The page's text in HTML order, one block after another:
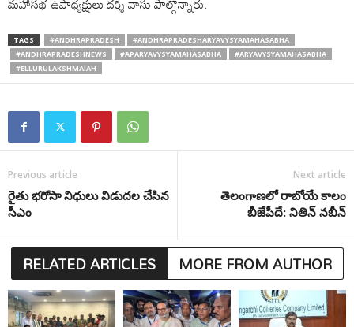
TAGS #ANDHRAPRADESH
#ANDHRAPRADESHARYAVYSYAMAHASABHA
#ANDHRAPRADESHNEWS
#APARYAVYSYAMAHASABHA
#ARYAVYSYAMAHASABHA
#ELLURULAKSHMAIAH
Previous article
రైతు భరోసా నిధులు విడుదల చేసిన
సీఎం
Next article
తెలంగాణలో రాబోయే కాలం
బీజేపీదే: నితిన్ నబీన్
RELATED ARTICLES MORE FROM AUTHOR